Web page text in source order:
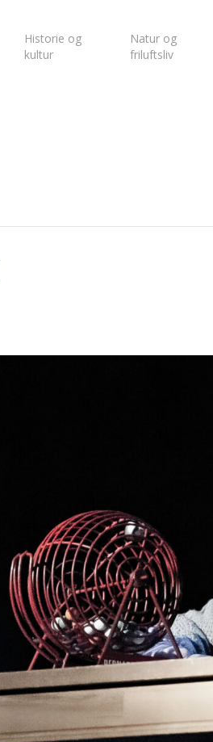
Historie og
kultur
Natur og
friluftsliv